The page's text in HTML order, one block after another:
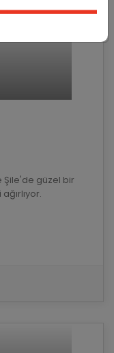
Şile'de güzel bir